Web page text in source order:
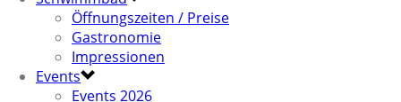
Öffnungszeiten / Preise
Gastronomie
Impressionen
Events
Events 2026